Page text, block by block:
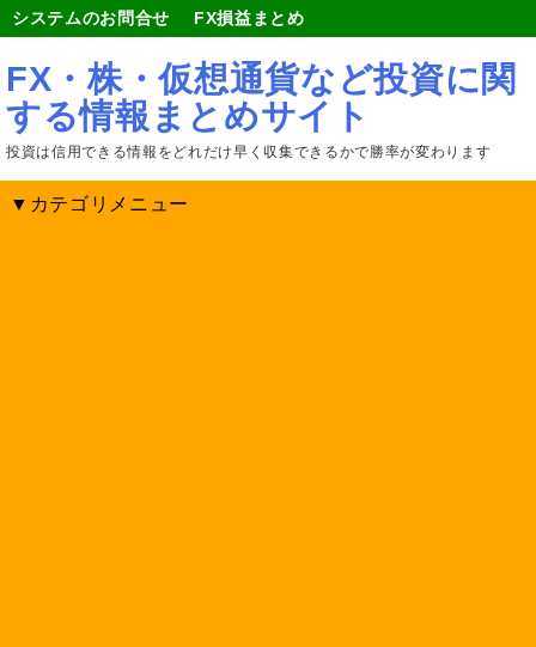
システムのお問合せ FX損益まとめ
FX・株・仮想通貨など投資に関
する情報まとめサイト
投資は信用できる情報をどれだけ早く収集できるかで勝率が変わります
▼カテゴリメニュー